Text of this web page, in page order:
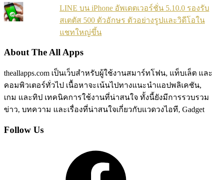
LINE บน iPhone อัพเดตเวอร์ชั่น 5.10.0 รองรับ
สเตตัส 500 ตัวอักษร ตัวอย่างรูปและวิดีโอใน
แชทใหญ่ขึ้น
About The All Apps
theallapps.com เป็นเว็บสำหรับผู้ใช้งานสมาร์ทโฟน, แท็บเล็ต และ
คอมพิวเตอร์ทั่วไป เนื้อหาจะเน้นไปทางแนะนำแอปพลิเคชัน,
เกม และทิป เทคนิคการใช้งานที่น่าสนใจ ทั้งนี้ยังมีการรวบรวม
ข่าว, บทความ และเรื่องที่น่าสนใจเกี่ยวกับแวดวงไอที, Gadget
Follow Us